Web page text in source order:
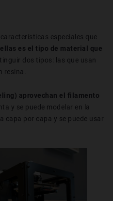
especiales que
es el tipo de material que
dos tipos: las que usan
resina.
aprovechan el filamento
y se puede modelar en la
capa por capa y se puede usar